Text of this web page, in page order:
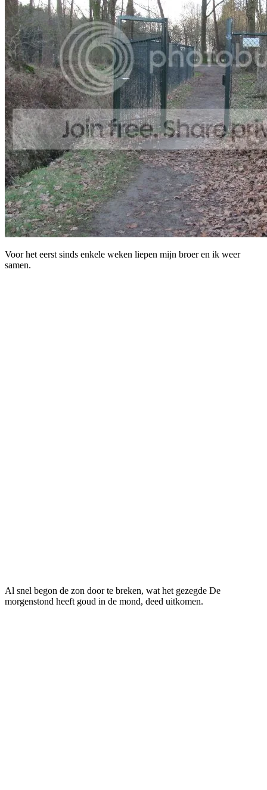
Voor het eerst sinds enkele weken liepen mijn broer en ik weer
samen.
Al snel begon de zon door te breken, wat het gezegde De
morgenstond heeft goud in de mond, deed uitkomen.